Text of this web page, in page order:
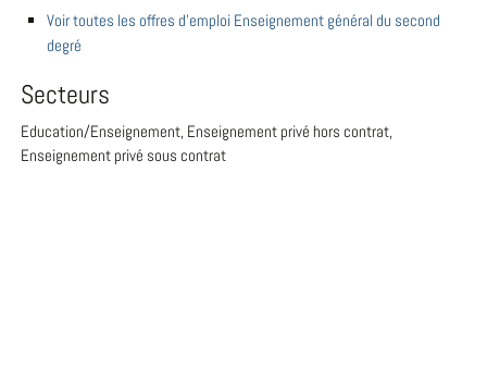
Voir toutes les offres d'emploi Enseignement général du second
degré
Secteurs
Education/Enseignement, Enseignement privé hors contrat,
Enseignement privé sous contrat